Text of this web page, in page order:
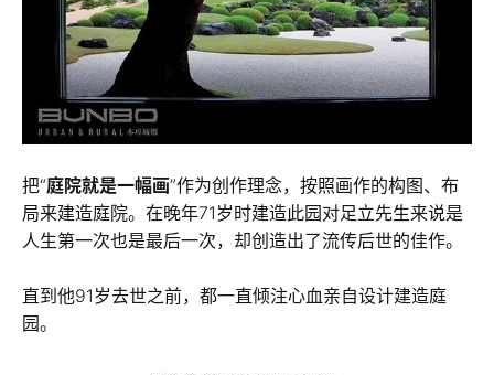
把“庭院就是一幅画”作为创作理念，按照画作的构图、布
局来建造庭院。在晚年71岁时建造此园对足立先生来说是
人生第一次也是最后一次，却创造出了流传后世的佳作。
直到他91岁去世之前，都一直倾注心血亲自设计建造庭
园。